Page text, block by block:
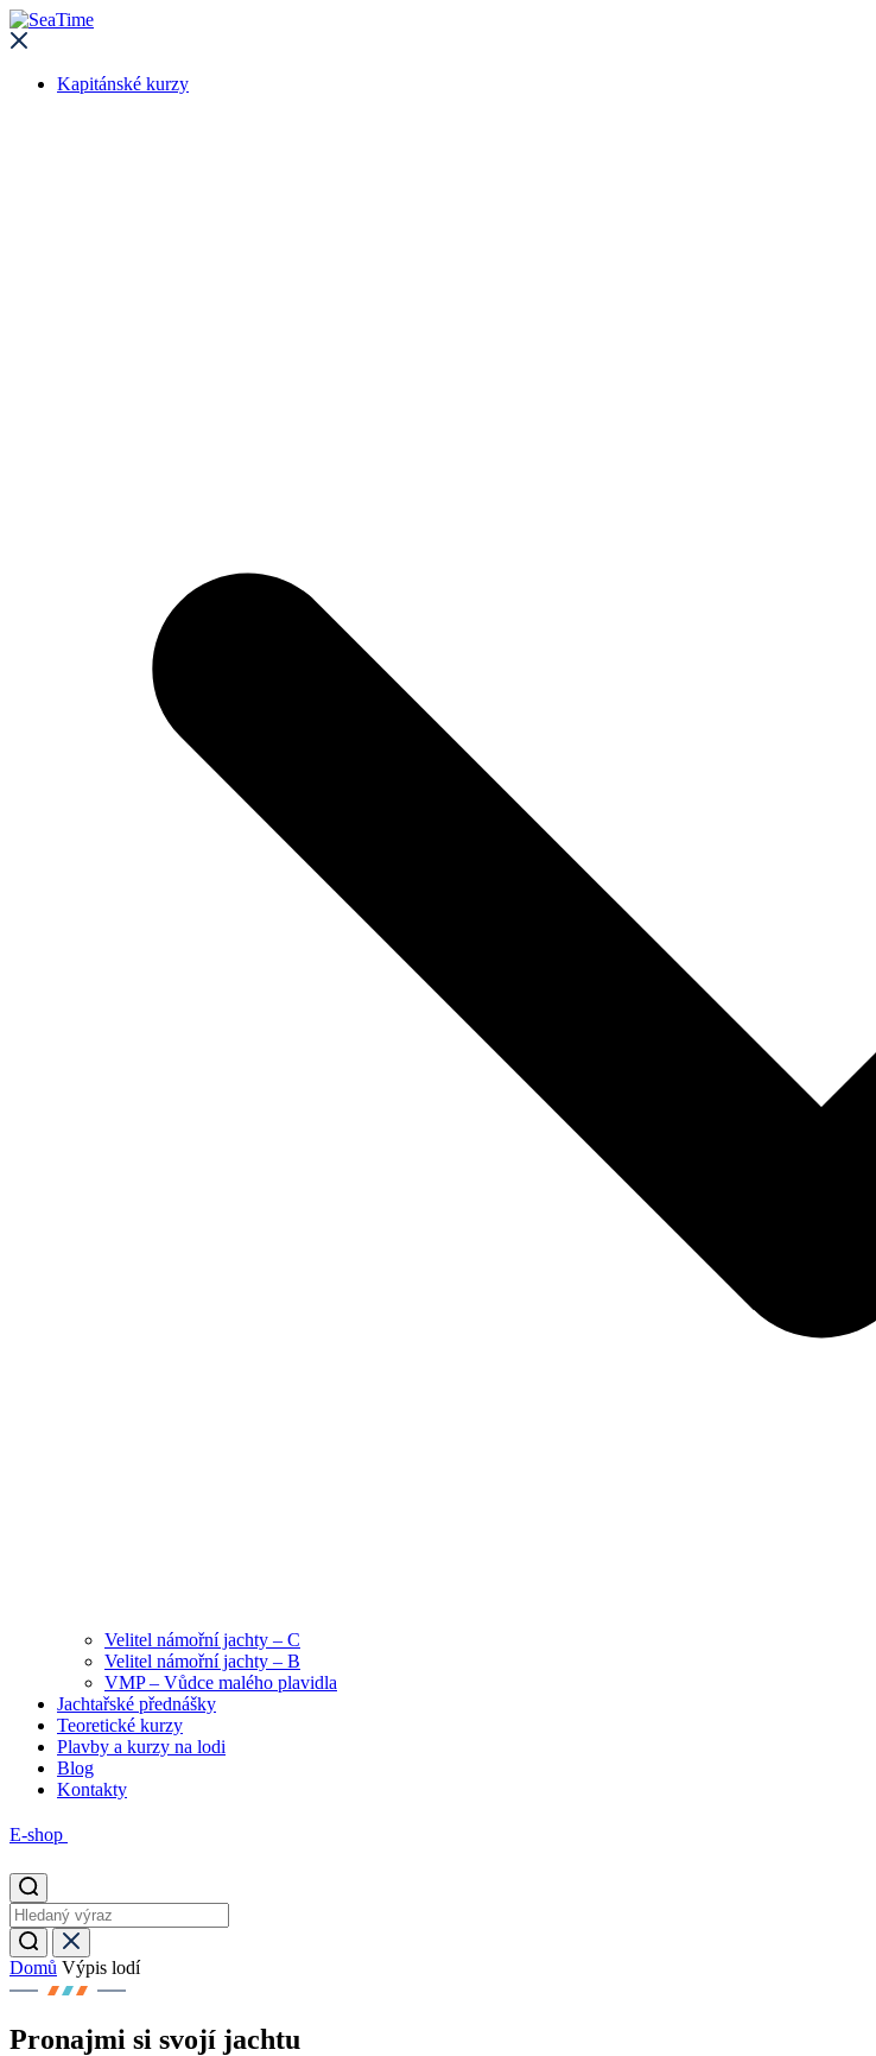
Kapitánské kurzy
Velitel námořní jachty – C
Velitel námořní jachty – B
VMP – Vůdce malého plavidla
Jachtařské přednášky
Teoretické kurzy
Plavby a kurzy na lodi
Blog
Kontakty
E-shop
Domů Výpis lodí
Pronajmi si svojí jachtu